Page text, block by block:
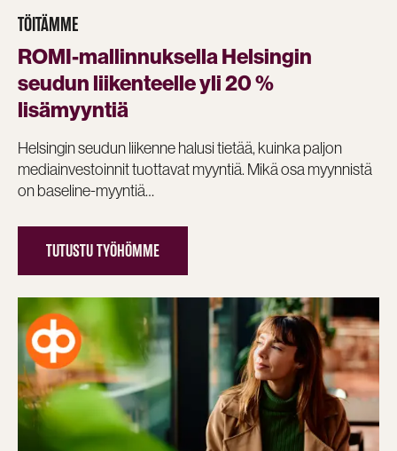
TÖITÄMME
ROMI-mallinnuksella Helsingin
seudun liikenteelle yli 20 %
lisämyyntiä
Helsingin seudun liikenne halusi tietää, kuinka paljon
mediainvestoinnit tuottavat myyntiä. Mikä osa myynnistä
on baseline-myyntiä…
TUTUSTU TYÖHÖMME